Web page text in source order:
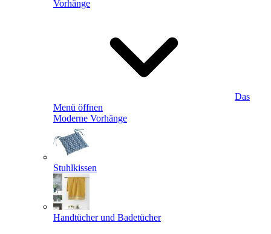
Vorhänge
Das
Menü öffnen
Moderne Vorhänge
Stuhlkissen
Handtücher und Badetücher